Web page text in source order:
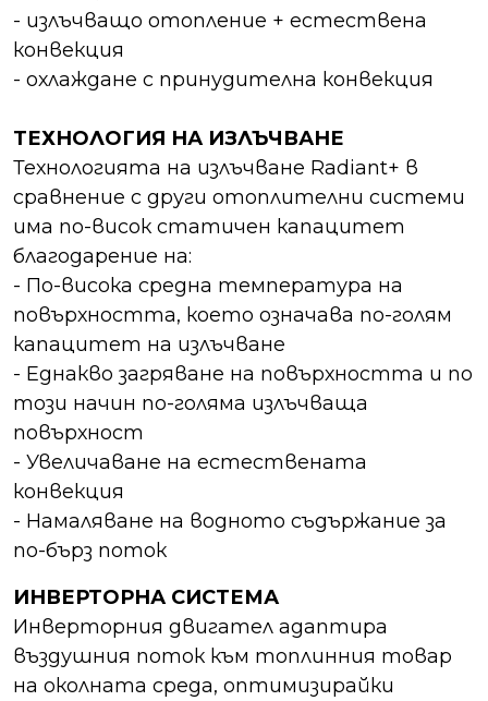
- излъчващо отопление + естествена
конвекция
- охлаждане с принудителна конвекция
ТЕХНОЛОГИЯ НА ИЗЛЪЧВАНЕ
Технологията на излъчване Radiant+ в
сравнение с други отоплителни системи
има по-висок статичен капацитет
благодарение на:
- По-висока средна температура на
повърхността, което означава по-голям
капацитет на излъчване
- Еднакво загряване на повърхността и по
този начин по-голяма излъчваща
повърхност
- Увеличаване на естествената
конвекция
- Намаляване на водното съдържание за
по-бърз поток
ИНВЕРТОРНА СИСТЕМА
Инверторния двигател адаптира
въздушния поток към топлинния товар
на околната среда, оптимизирайки